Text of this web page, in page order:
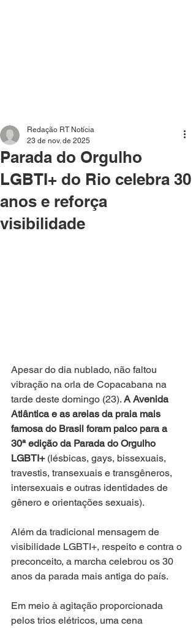
Parada do Orgulho
LGBTI+ do Rio celebra 30
anos e reforça
visibilidade
Redação RT Notícia
23 de nov. de 2025
Apesar do dia nublado, não faltou
vibração na orla de Copacabana na
tarde deste domingo (23). A Avenida
Atlântica e as areias da praia mais
famosa do Brasil foram palco para a
30ª edição da Parada do Orgulho
LGBTI+ (lésbicas, gays, bissexuais,
travestis, transexuais e transgêneros,
intersexuais e outras identidades de
gênero e orientações sexuais).
Além da tradicional mensagem de
visibilidade LGBTI+, respeito e contra o
preconceito, a marcha celebrou os 30
anos da parada mais antiga do país.
Em meio à agitação proporcionada
pelos trios elétricos, uma cena